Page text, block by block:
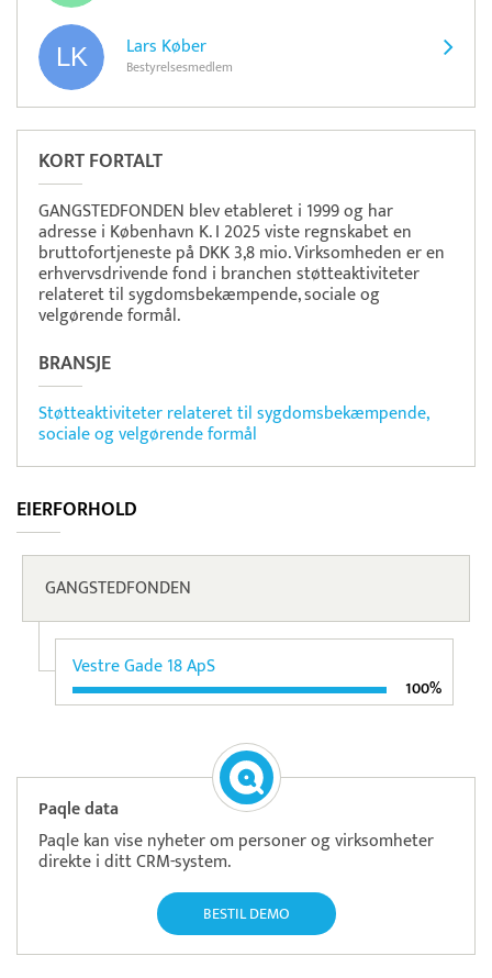
Lars Køber
Bestyrelsesmedlem
KORT FORTALT
GANGSTEDFONDEN blev etableret i 1999 og har
adresse i København K. I 2025 viste regnskabet en
bruttofortjeneste på DKK 3,8 mio. Virksomheden er en
erhvervsdrivende fond i branchen støtteaktiviteter
relateret til sygdomsbekæmpende, sociale og
velgørende formål.
BRANSJE
Støtteaktiviteter relateret til sygdomsbekæmpende,
sociale og velgørende formål
EIERFORHOLD
GANGSTEDFONDEN
Vestre Gade 18 ApS
100%
Paqle data
Paqle kan vise nyheter om personer og virksomheter
direkte i ditt CRM-system.
BESTIL DEMO